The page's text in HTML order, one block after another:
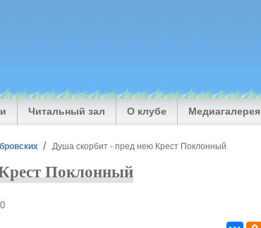
Читальный зал О клубе Медиагалерея
Душа скорбит - пред нею Крест Поклонный
Поклонный